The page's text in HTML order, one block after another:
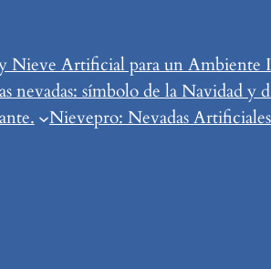
Nieve Artificial para un Ambiente
nevadas: símbolo de la Navidad y
Nievepro: Nevadas